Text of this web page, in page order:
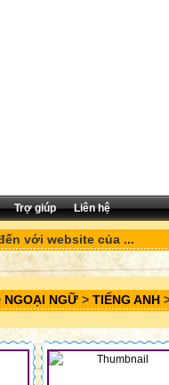
Trợ giúp Liên hệ
với website của ...
NGOẠI NGỮ > TIẾNG ANH